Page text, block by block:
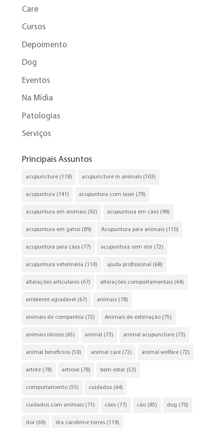
Care
Cursos
Depoimento
Dog
Eventos
Na Mídia
Patologias
Serviços
Principais Assuntos
acupuncture(118) acupuncture in animals(103)
acupuntura (141) acupuntura com laser(79)
acupuntura em animais(92) acupuntura em cães(98)
acupuntura em gatos(89) Acupuntura para animais(110)
acupuntura para cães(77) acupuntura sem dor(72)
acupuntura veterinária (110) ajuda profissional (68)
alterações articulares(67) alterações comportamentais(64)
ambiente agradável (67) animais(78)
animais de companhia (72) Animais de estimação(75)
animais idosos(65) animal (73) animal acupuncture(73)
animal beneficios(50) animal care(72) animal welfare(72)
artrite(78) artrose(78) bem estar(53)
comportamento(55) cuidados(64)
cuidados com animais(71) cães(77) cão(85) dog (70)
dor(69) dra carolinne torres(119)